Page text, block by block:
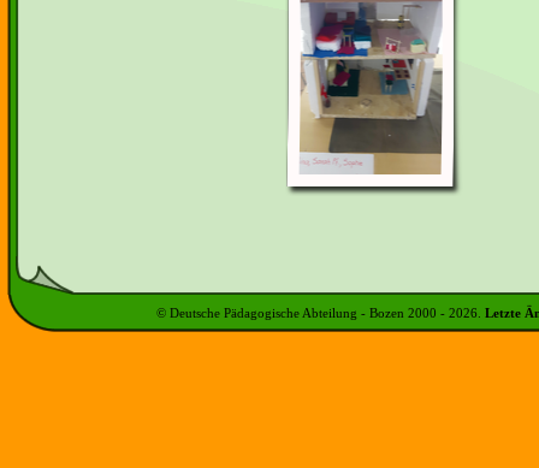
© Deutsche Pädagogische Abteilung - Bozen 2000 - 2026 Letzte